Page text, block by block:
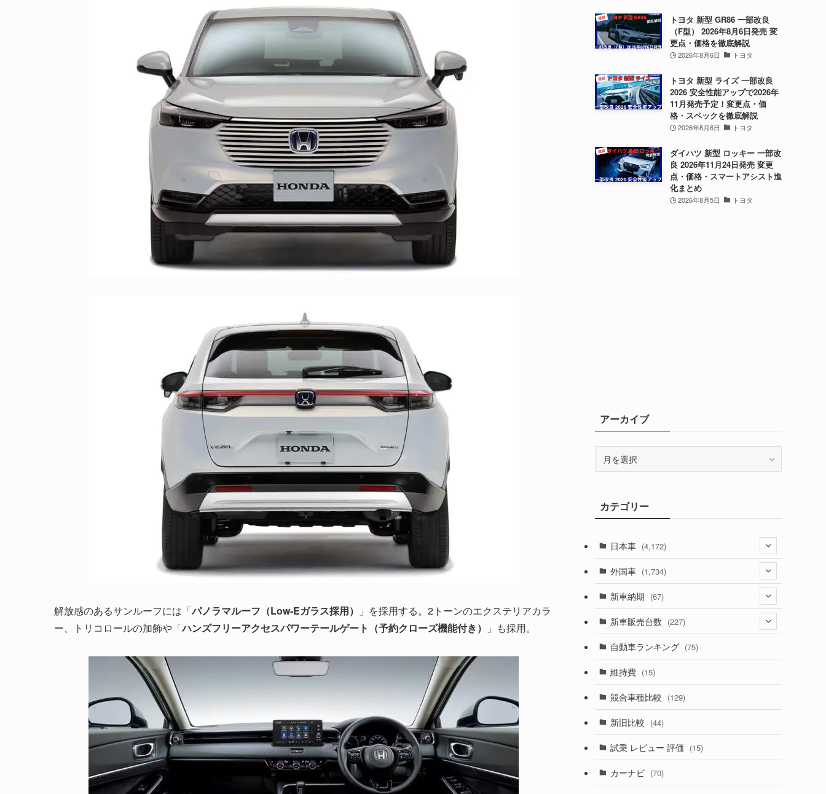
解放感のあるサンルーフには「パノラマルーフ（Low-Eガラス採用）
」を採用する。2トーンのエクステリアカラ
ー、トリコロールの加飾や「ハンズフリーアクセスパワーテールゲート（予約クローズ機能付き） 」も採用。
トヨタ 新型 GR86 一部改良
（F型） 2026年8月6日発売 変
更点・価格を徹底解説
2026年8月6日 トヨタ
トヨタ 新型 ライズ 一部改良
2026 安全性能アップで2026年
11月発売予定！変更点・価
格・スペックを徹底解説
2026年8月6日 トヨタ
ダイハツ 新型 ロッキー 一部改
良 2026年11月24日発売 変更
点・価格・スマートアシスト進
化まとめ
2026年8月5日 トヨタ
アーカイブ
ブカテゴリー
日本車 (4,172)
(1,321)
(329)
(525)
(357)
(328)
(194)
(230)
(253)
外国車 (1,734)
(188)
(242)
(85)
(84)
(14)
(222)
(50)
(58)
新車納期 (67)
(28)
(8)
(3)
(3)
(5)
(1)
新車販売台数 (227)
(21)
(5)
(7)
(5)
自動車ランキング (75)
維持費 (15)
競合車種比較 (129)
新旧比較 (44)
試乗 レビュー 評価 (15)
カーナビ (70)